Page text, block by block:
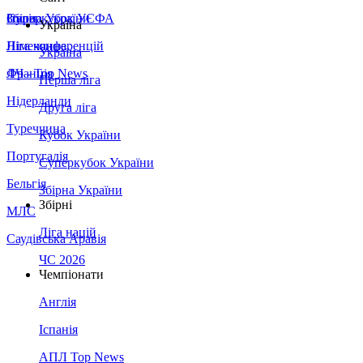
Збірна України
Італія
Німеччина
Франція
Нідерланди
Туреччина
Португалія
Бельгія
МЛС
Саудівська Аравія
Суперкубок УЄФА
Ліга конференцій
ЛЧ - Top News
Україна
Україна
Перша ліга
Друга ліга
Кубок України
Суперкубок України
Збірна України
Збірні
Ліга націй
ЧС 2026
Чемпіонати
Англія
Іспанія
АПЛ Top News